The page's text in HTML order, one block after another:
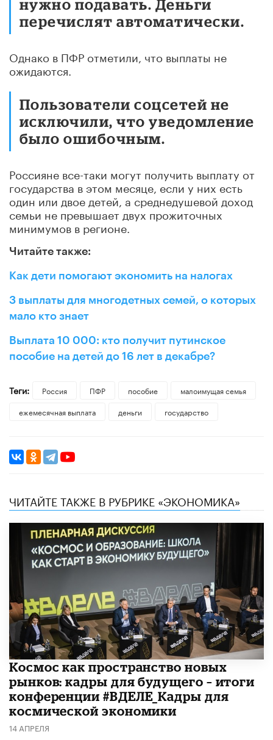
нужно подавать. Деньги
перечислят автоматически.
Однако в ПФР отметили, что выплаты не
ожидаются.
Пользователи соцсетей не
исключили, что уведомление
было ошибочным.
Россияне все-таки могут получить выплату от
государства в этом месяце, если у них есть
один или двое детей, а среднедушевой доход
семьи не превышает двух прожиточных
минимумов в регионе.
Читайте также:
Как дети помогают экономить на налогах
3 выплаты для многодетных семей, о которых
мало кто знает
Выплата 10 000: кто получит путинское
пособие на детей до 16 лет в декабре?
Теги: Россия ПФР пособие
малоимущая семья
ежемесячная выплата
деньги государство
ЧИТАЙТЕ ТАКЖЕ В РУБРИКЕ «ЭКОНОМИКА»
Космос как пространство новых
рынков: кадры для будущего – итоги
конференции #ВДЕЛЕ_Кадры для
космической экономики
14 АПРЕЛЯ